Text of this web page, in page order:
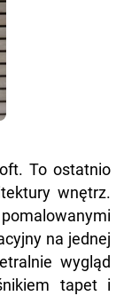
To ostatnio
wnętrz.
na jednej
wygląd
tapet i